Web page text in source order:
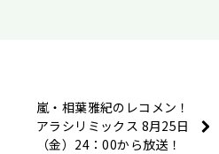
嵐・相葉雅紀のレコメン！
アラシリミックス 8月25日
（金）24：00から放送！